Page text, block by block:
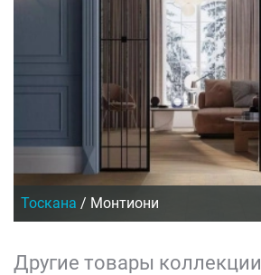
Тоскана / Монтиони
Другие товары коллекции